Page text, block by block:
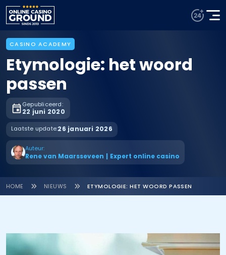
CASINO ACADEMY
Etymologie: het woord
passen
Gepubliceerd:
22 juni 2020
Laatste update:26 januari 2026
Auteur:
Rene van Maarsseveen | Expert online casino
HOME NIEUWS ETYMOLOGIE: HET WOORD PASSEN